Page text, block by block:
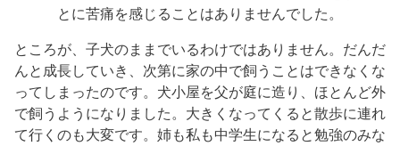
とに苦痛を感じることはありませんでした。
ところが、子犬のままでいるわけではありません。だんだ
んと成長していき、次第に家の中で飼うことはできなくな
ってしまったのです。犬小屋を父が庭に造り、ほとんど外
で飼うようになりました。大きくなってくると散歩に連れ
て行くのも大変です。姉も私も中学生になると勉強のみな